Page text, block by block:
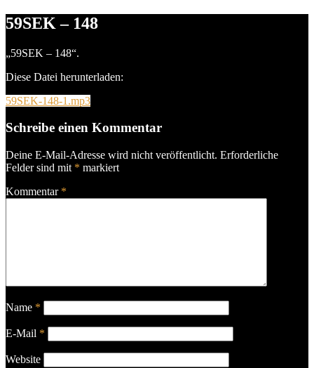
59SEK – 148
„59SEK – 148“.
Diese Datei herunterladen:
59SEK-148-1.mp3
Schreibe einen Kommentar
Deine E-Mail-Adresse wird nicht veröffentlicht. Erforderliche
Felder sind mit * markiert
Kommentar *
Name *
E-Mail *
Website